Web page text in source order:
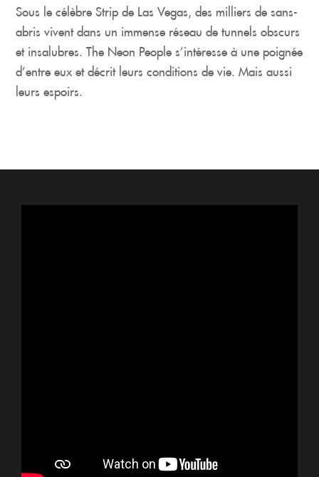
Sous le célèbre Strip de Las Vegas, des milliers de sans-
abris vivent dans un immense réseau de tunnels obscurs
et insalubres. The Neon People s’intéresse à une poignée
d’entre eux et décrit leurs conditions de vie. Mais aussi
leurs espoirs.